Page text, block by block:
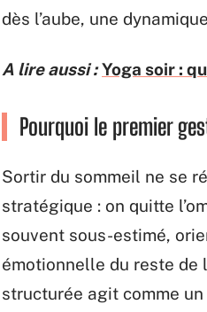
dès l’aube, une
A lire aussi : Yoga soir :
Pourquoi le premier
Sortir du sommeil ne se
stratégique : on quitte
souvent sous-estimé,
émotionnelle du reste de
structurée agit comme un